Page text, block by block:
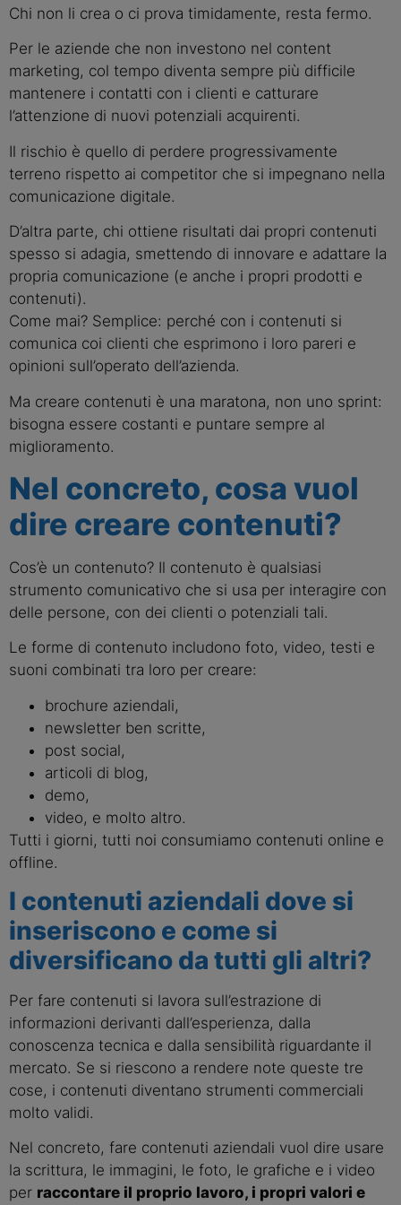
Chi non li crea o ci prova timidamente, resta fermo.
Per le aziende che non investono nel content
marketing, col tempo diventa sempre più difficile
mantenere i contatti con i clienti e catturare
l’attenzione di nuovi potenziali acquirenti.
Il rischio è quello di perdere progressivamente
terreno rispetto ai competitor che si impegnano nella
comunicazione digitale.
D’altra parte, chi ottiene risultati dai propri contenuti
spesso si adagia, smettendo di innovare e adattare la
propria comunicazione (e anche i propri prodotti e
contenuti).
Come mai? Semplice: perché con i contenuti si
comunica coi clienti che esprimono i loro pareri e
opinioni sull’operato dell’azienda.
Ma creare contenuti è una maratona, non uno sprint:
bisogna essere costanti e puntare sempre al
miglioramento.
Nel concreto, cosa vuol
dire creare contenuti?
Cos’è un contenuto? Il contenuto è qualsiasi
strumento comunicativo che si usa per interagire con
delle persone, con dei clienti o potenziali tali.
Le forme di contenuto includono foto, video, testi e
suoni combinati tra loro per creare:
brochure aziendali,
newsletter ben scritte,
post social,
articoli di blog,
demo,
video, e molto altro.
Tutti i giorni, tutti noi consumiamo contenuti online e
offline.
I contenuti aziendali dove si
inseriscono e come si
diversificano da tutti gli altri?
Per fare contenuti si lavora sull’estrazione di
informazioni derivanti dall’esperienza, dalla
conoscenza tecnica e dalla sensibilità riguardante il
mercato. Se si riescono a rendere note queste tre
cose, i contenuti diventano strumenti commerciali
molto validi.
Nel concreto, fare contenuti aziendali vuol dire usare
la scrittura, le immagini, le foto, le grafiche e i video
per raccontare il proprio lavoro, i propri valori e